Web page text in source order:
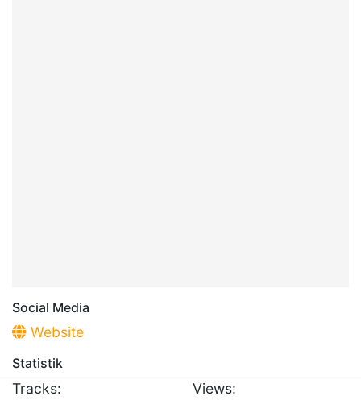
Social Media
Website
Statistik
Tracks:
Views: